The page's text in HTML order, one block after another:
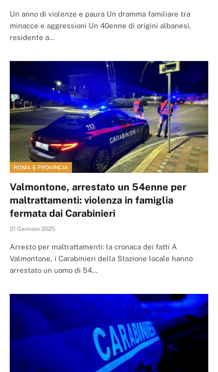
Un anno di violenze e paura Un dramma familiare tra
minacce e aggressioni Un 40enne di origini albanesi,
residente a…
ROMA E PROVINCIA
Valmontone, arrestato un 54enne per
maltrattamenti: violenza in famiglia
fermata dai Carabinieri
21 Gennaio 2025
Arresto per maltrattamenti: la cronaca dei fatti A
Valmontone, i Carabinieri della Stazione locale hanno
arrestato un uomo di 54…